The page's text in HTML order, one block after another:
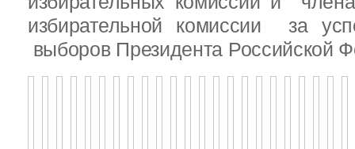
избирательной комиссии за
выборов Президента Российской